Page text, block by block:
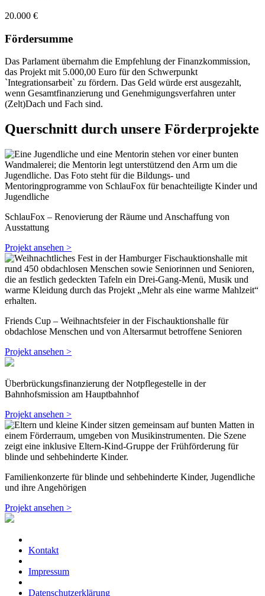
20.000 €
Fördersumme
Das Parlament übernahm die Empfehlung der Finanzkommission,
das Projekt mit 5.000,00 Euro für den Schwerpunkt
`Integrationsarbeit` zu fördern. Das Geld würde erst ausgezahlt,
wenn Gesamtfinanzierung und Genehmigungsverfahren unter
(Zelt)Dach und Fach sind.
Querschnitt durch unsere Förderprojekte
SchlauFox – Renovierung der Räume und Anschaffung von
Ausstattung
Projekt ansehen >
Friends Cup – Weihnachtsfeier in der Fischauktionshalle für
obdachlose Menschen und von Altersarmut betroffene Senioren
Projekt ansehen >
Überbrückungsfinanzierung der Notpflegestelle in der
Bahnhofsmission am Hauptbahnhof
Projekt ansehen >
Familienkonzerte für blinde und sehbehinderte Kinder, Jugendliche
und ihre Angehörigen
Projekt ansehen >
Kontakt
Impressum
Datenschutzerklärung